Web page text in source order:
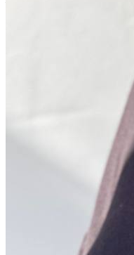
Узнать условия акции